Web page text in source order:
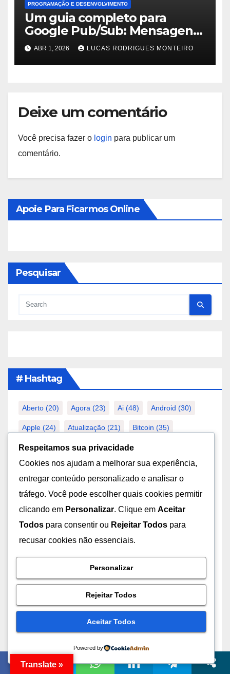
PROGRAMAÇÃO E DESENVOLVIMENTO
Um guia completo para
Google Pub/Sub: Mensagens
integradas na nuvem
ABR 1, 2026 LUCAS RODRIGUES MONTEIRO
Deixe um comentário
Você precisa fazer o login para publicar um
comentário.
Apoie Para Ficarmos Online
Pesquisar
# Hashtag
Aberto (20) Agora (23) Ai (48) Android (30)
Apple (24) Atualização (21) Bitcoin (35)
Cibersegurança(21) Como(51)
Código(21) Dados(26) Debian(18) Dos(20)
Hacking(19) Internet(18) Irã(18) Jogos(17)
Linux(50) Mais(63) Mangá(20) Mas(23)
Mercado(19) Microsoft(29)
Novo(43) Não
PlayStation.Blog(18) Pode(40) Por(71)
Segurança(61) Seu(36) Sobre(19) Sua(21)
Ubuntu(26) Uma
Translate »
Respeitamos sua privacidade
Cookies nos ajudam a melhorar sua experiência,
entregar conteúdo personalizado e analisar o
tráfego. Você pode escolher quais cookies permitir
clicando em Personalizar. Clique em Aceitar
Todos para consentir ou Rejeitar Todos para
recusar cookies não essenciais.
Personalizar
Rejeitar Todos
Aceitar Todos
Powered by